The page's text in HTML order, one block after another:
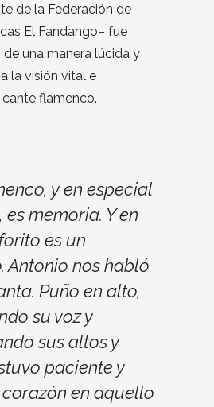
de la Federación de
El Fandango– fue
una manera lúcida y
la visión vital e
flamenco.
y en especial
es memoria. Y en
es un
Antonio nos habló
Puño en alto,
su voz y
sus altos y
paciente y
en aquello